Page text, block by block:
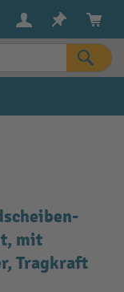
mit
Tragkraft